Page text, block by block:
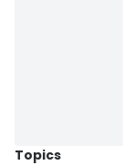
Topics